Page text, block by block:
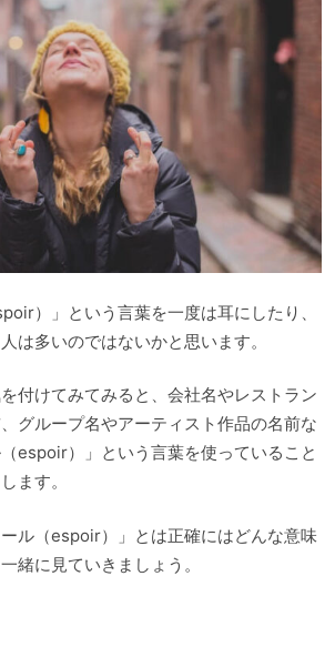
）」という言葉を一度は耳にしたり、
は多いのではないかと思います。
付けてみてみると、会社名やレストラン
グループ名やアーティスト作品の名前な
espoir）」という言葉を使っていること
ます。
ル（espoir）」とは正確にはどんな意味
緒に見ていきましょう。